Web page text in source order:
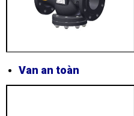
Van an toàn